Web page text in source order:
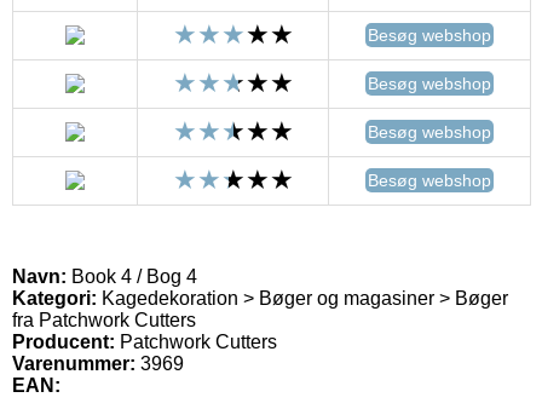
Besøg webshop
Besøg webshop
Besøg webshop
Besøg webshop
Navn: Book 4 / Bog 4
Kategori: Kagedekoration > Bøger og magasiner > Bøger
fra Patchwork Cutters
Producent: Patchwork Cutters
Varenummer: 3969
EAN: